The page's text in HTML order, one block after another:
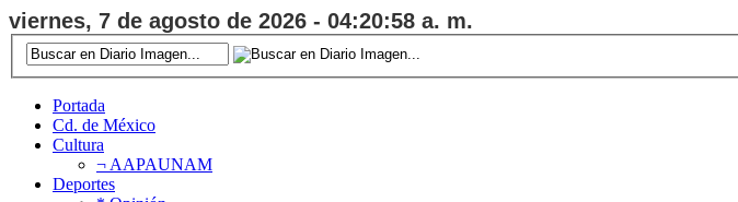
viernes, 7 de agosto de 2026 - 04:20:58 a. m.
Portada
Cd. de México
Cultura
¬ AAPAUNAM
Deportes